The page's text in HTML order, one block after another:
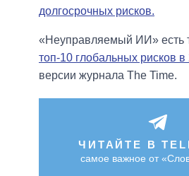
долгосрочных рисков.
«Неуправляемый ИИ» есть
топ-10 глобальных рисков в
версии журнала The Time.
ЧИТАЙТЕ В
самое важное от